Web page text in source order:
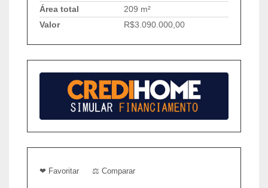
Área total
209 m²
Valor
R$3.090.000,00
❤ Favoritar ⚖ Comparar